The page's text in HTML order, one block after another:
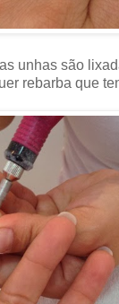
unhas são
rebarba que